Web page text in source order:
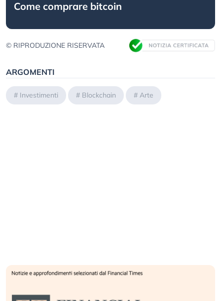
Come comprare bitcoin
© RIPRODUZIONE RISERVATA
ARGOMENTI
# Investimenti # Blockchain # Arte